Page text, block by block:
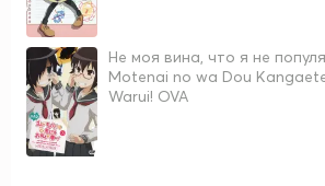
Не моя вина, что я не
Motenai no wa Dou
Warui! OVA